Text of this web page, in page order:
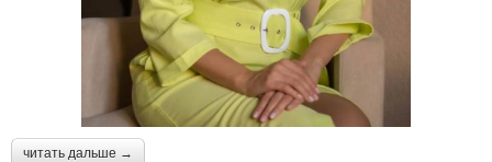
читать дальше →